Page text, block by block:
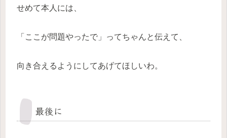
せめて本人には、
「ここが問題やったで」ってちゃんと伝えて、
向き合えるようにしてあげてほしいわ。
最後に